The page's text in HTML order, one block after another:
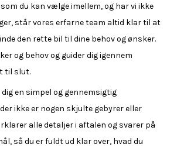
du kan vælge imellem, og har vi ikke
står vores erfarne team altid klar til at
den rette bil til dine behov og ønsker.
og behov og guider dig igennem
til slut.
en simpel og gennemsigtig
ikke er nogen skjulte gebyrer eller
alle detaljer i aftalen og svarer på
så du er fuldt ud klar over, hvad du